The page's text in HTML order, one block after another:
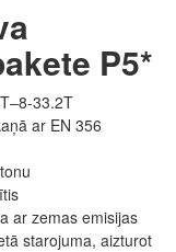
P5*
33.2T
ar EN 356
ar zemas emisijas
starojuma, aizturot